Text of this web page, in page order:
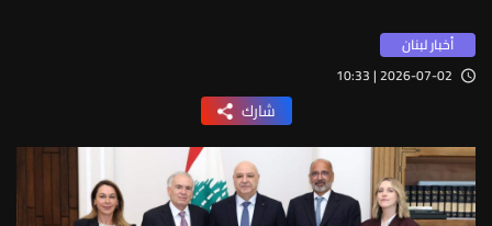
أخبار لبنان
2026-07-02 | 10:33
شارك